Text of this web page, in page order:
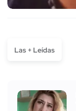
Las + Leídas